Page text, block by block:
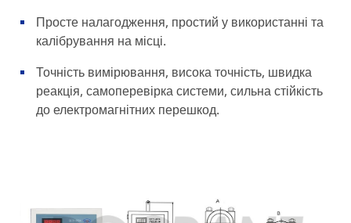
Просте налагодження, простий у використанні та
калібрування на місці.
Точність вимірювання, висока точність, швидка
реакція, самоперевірка системи, сильна стійкість
до електромагнітних перешкод.